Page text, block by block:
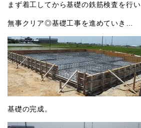
まず着工してから基礎の鉄筋検査を行い
無事クリア◎基礎工事を進めていき…
基礎の完成。